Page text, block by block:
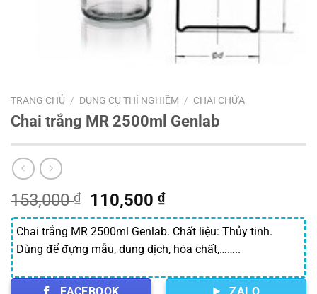
TRANG CHỦ / DỤNG CỤ THÍ NGHIỆM / CHAI CHỨA
Chai trắng MR 2500ml Genlab
153,000₫
Giá
gốc
là:
153,000 ₫.
110,500₫Giá
hiện
tại
là:
Chai trắng MR 2500ml Genlab. Chất liệu: Thủy tinh.
Dùng để đựng mẫu, dung dịch, hóa chất,……..